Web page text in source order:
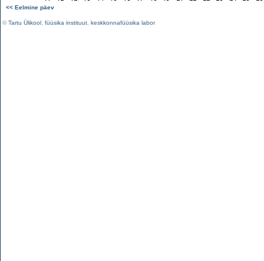
<< Eelmine päev
©Tartu Ülikool füüsika instituut keskkonnafüüsika labor